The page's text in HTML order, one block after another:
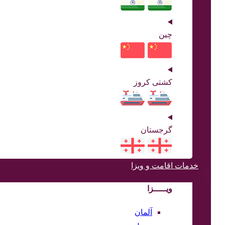
چین
کشتی کروز
گرجستان
خدمات اقامت و ویزا
ویـــــزا
آلمان